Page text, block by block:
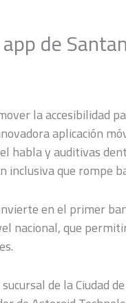
de
la accesibilidad
aplicación
habla y auditivas
inclusiva que rompe
en el primer
nacional, que
de la Ciudad